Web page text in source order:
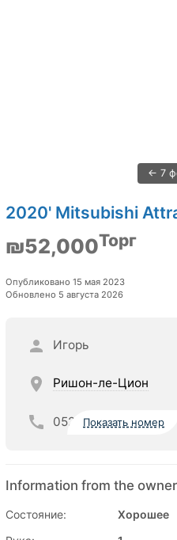
7
2020' Mitsubishi
₪52,000Торг
Опубликовано 15 мая 2023
Обновлено 5 августа 2026
Игорь
Ришон-ле-Цион
052 Показать номер
Information from the owner
Состояние:
Хорошее